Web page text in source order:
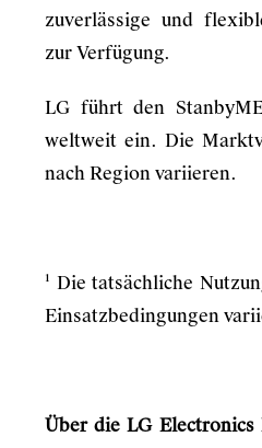
zuverlässige und
zur Verfügung.
LG führt den
weltweit ein. Die
nach Region variieren.
¹ Die tatsächliche
Einsatzbedingungen
Über die LG